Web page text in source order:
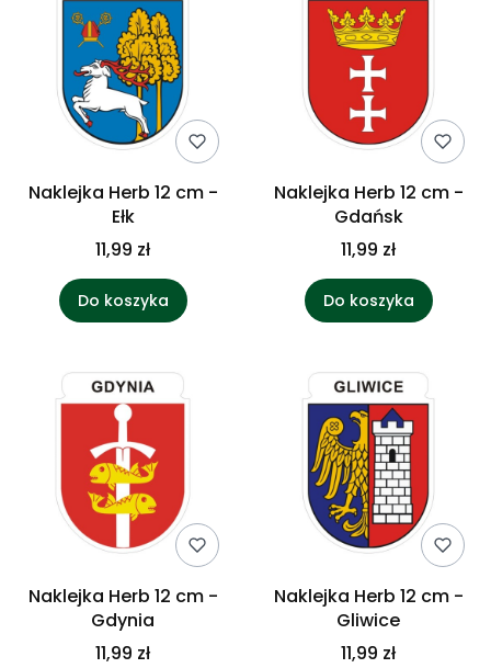
Naklejka Herb 12 cm -
Ełk
11,99 zł
Do koszyka
Naklejka Herb 12 cm -
Gdańsk
11,99 zł
Do koszyka
Naklejka Herb 12 cm -
Gdynia
11,99 zł
Naklejka Herb 12 cm -
Gliwice
11,99 zł